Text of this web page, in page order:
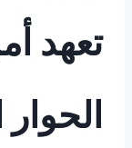
تعهد